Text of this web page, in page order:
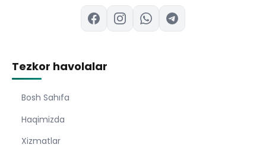
Tezkor havolalar
Bosh Sahıfa
Haqimizda
Xizmatlar